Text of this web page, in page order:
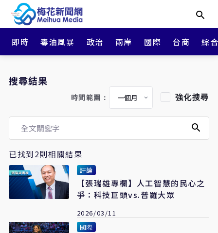
即時 毒油風暴 政治 兩岸 國際 台商 綜
搜尋結果
時間範圍： 強化搜尋
已找到2則相關結果
評論
【張瑞雄專欄】人工智慧的民心之
爭：科技巨頭vs.普羅大眾
2026/03/11
國際